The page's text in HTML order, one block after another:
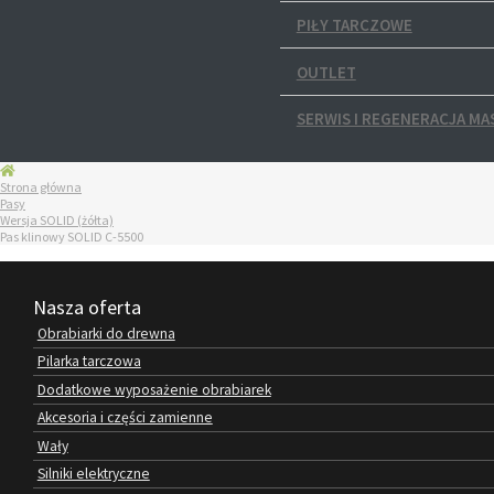
PIŁY TARCZOWE
OUTLET
SERWIS I REGENERACJA
Strona główna
Pasy
Wersja SOLID (żółta)
Pas klinowy SOLID C-5500
Nasza oferta
Obrabiarki do drewna
Pilarka tarczowa
Dodatkowe wyposażenie obrabiarek
Akcesoria i części zamienne
Wały
Silniki elektryczne